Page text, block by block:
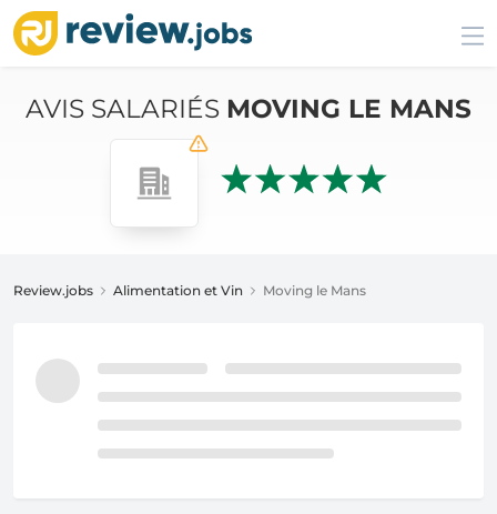
AVIS SALARIÉS MOVING LE MANS
Review.jobs Alimentation et Vin Moving le Mans